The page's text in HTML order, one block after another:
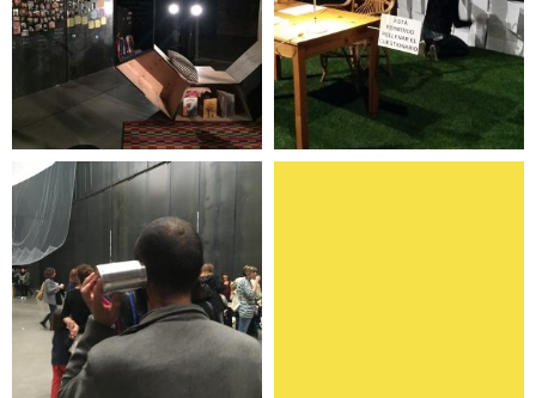
Afro in progress Inclasificable
La Tercera Oreja